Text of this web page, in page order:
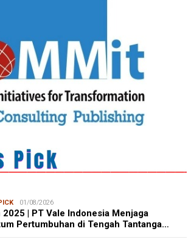
01/08/2026
2025 | PT Vale Indonesia Menjaga
Pertumbuhan di Tengah Tantanga…